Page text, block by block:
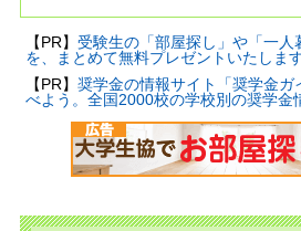
【PR】 受験生の「部屋探し」や「一人
を、まとめて無料プレゼントいたします
【PR】 奨学金の情報サイト「奨学金ガ
べよう。全国2000校の学校別の奨学金